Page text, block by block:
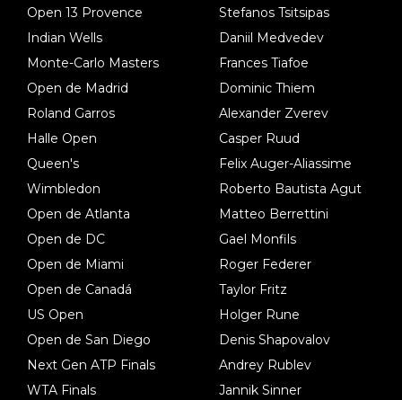
Open 13 Provence
Indian Wells
Monte-Carlo Masters
Open de Madrid
Roland Garros
Halle Open
Queen's
Wimbledon
Open de Atlanta
Open de DC
Open de Miami
Open de Canadá
US Open
Open de San Diego
Next Gen ATP Finals
WTA Finals
Stefanos Tsitsipas
Daniil Medvedev
Frances Tiafoe
Dominic Thiem
Alexander Zverev
Casper Ruud
Felix Auger-Aliassime
Roberto Bautista Agut
Matteo Berrettini
Gael Monfils
Roger Federer
Taylor Fritz
Holger Rune
Denis Shapovalov
Andrey Rublev
Jannik Sinner